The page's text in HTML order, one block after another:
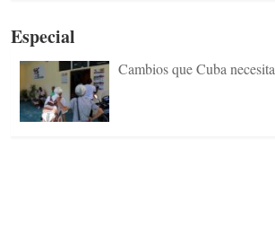
Especial
Cambios que Cuba necesita